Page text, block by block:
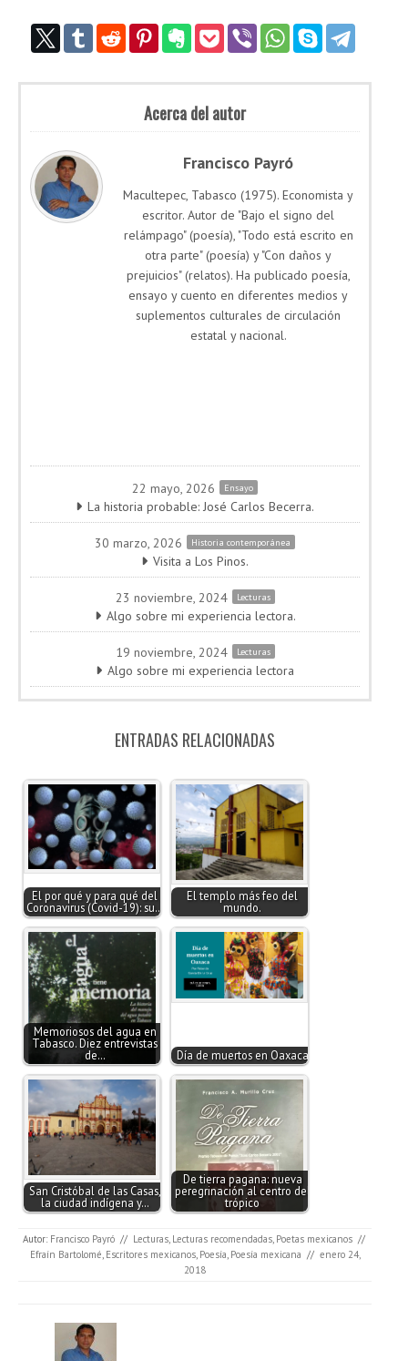
Acerca del autor
Francisco Payró
Macultepec, Tabasco (1975). Economista y
escritor. Autor de "Bajo el signo del
relámpago" (poesía), "Todo está escrito en
otra parte" (poesía) y "Con daños y
prejuicios" (relatos). Ha publicado poesía,
ensayo y cuento en diferentes medios y
suplementos culturales de circulación
estatal y nacional.
22 mayo, 2026 Ensayo
La historia probable: José Carlos Becerra.
30 marzo, 2026 Historia contemporánea
Visita a Los Pinos.
23 noviembre, 2024 Lecturas
Algo sobre mi experiencia lectora.
19 noviembre, 2024 Lecturas
Algo sobre mi experiencia lectora
ENTRADAS RELACIONADAS
El por qué y para qué del
Coronavirus (Covid-19): su…
El templo más feo del
mundo.
Memoriosos del agua en
Tabasco. Diez entrevistas
de…
Día de muertos en Oaxaca
San Cristóbal de las Casas,
la ciudad indígena y…
De tierra pagana: nueva
peregrinación al centro del
trópico
Autor: Francisco Payró // Lecturas, Lecturas recomendadas, Poetas mexicanos //
Efraín Bartolomé, Escritores mexicanos, Poesía, Poesía mexicana // enero 24,
2018